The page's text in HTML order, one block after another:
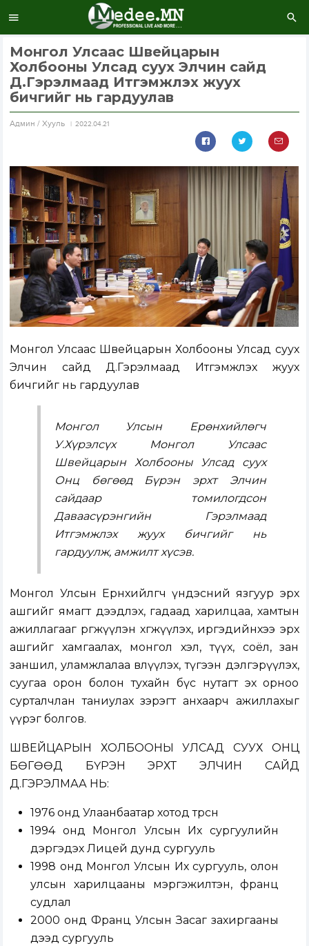
Монгол Улсаас Швейцарын
Холбооны Улсад суух Элчин сайд
Д.Гэрэлмаад Итгэмжлэх жуух
бичгийг нь гардуулав
Aдмин / Хууль 2022.04.21
Монгол Улсаас Швейцарын Холбооны Улсад суух
Элчин сайд Д.Гэрэлмаад Итгэмжлэх жуух
бичгийг нь гардуулав
Монгол Улсын Ерөнхийлөгч
У.Хүрэлсүх Монгол Улсаас
Швейцарын Холбооны Улсад суух
Онц бөгөөд Бүрэн эрхт Элчин
сайдаар томилогдсон
Даваасүрэнгийн Гэрэлмаад
Итгэмжлэх жуух бичгийг нь
гардуулж, амжилт хүсэв.
Монгол Улсын Ерөнхийлөгч үндэсний язгуур эрх
ашгийг ямагт дээдлэх, гадаад харилцаа, хамтын
ажиллагааг өргөжүүлэн хөгжүүлэх, иргэдийнхээ эрх
ашгийг хамгаалах, монгол хэл, түүх, соёл, зан
заншил, уламжлалаа өвлүүлэх, түгээн дэлгэрүүлэх,
суугаа орон болон тухайн бүс нутагт эх орноо
сурталчлан таниулах зэрэгт анхаарч ажиллахыг
үүрэг болгов.
ШВЕЙЦАРЫН ХОЛБООНЫ УЛСАД СУУХ ОНЦ
БӨГӨӨД БҮРЭН ЭРХТ ЭЛЧИН САЙД
Д.ГЭРЭЛМАА НЬ:
1976 онд Улаанбаатар хотод төрсөн
1994 онд Монгол Улсын Их сургуулийн
дэргэдэх Лицей дунд сургууль
1998 онд Монгол Улсын Их сургууль, олон
улсын харилцааны мэргэжилтэн, франц
судлал
2000 онд Франц Улсын Засаг захиргааны
дээд сургууль